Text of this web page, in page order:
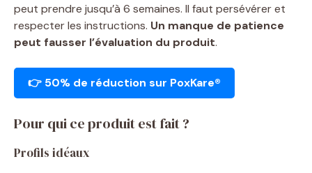
peut prendre jusqu’à 6 semaines. Il faut persévérer et
respecter les instructions. Un manque de patience
peut fausser l’évaluation du produit.
👉 50% de réduction sur PoxKare®
Pour qui ce produit est fait ?
Profils idéaux